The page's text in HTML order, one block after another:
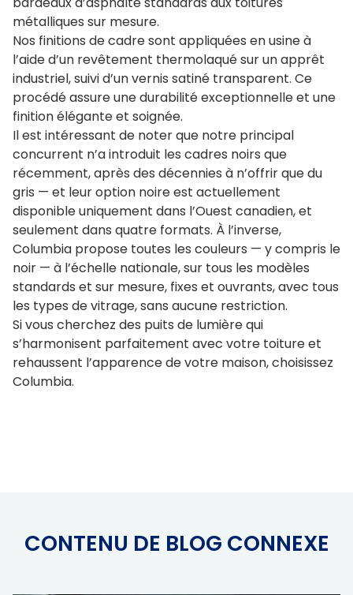
métalliques sur mesure.
Nos finitions de cadre sont appliquées en usine à
l’aide d’un revêtement thermolaqué sur un apprêt
industriel, suivi d’un vernis satiné transparent. Ce
procédé assure une durabilité exceptionnelle et une
finition élégante et soignée.
Il est intéressant de noter que notre principal
concurrent n’a introduit les cadres noirs que
récemment, après des décennies à n’offrir que du
gris — et leur option noire est actuellement
disponible uniquement dans l’Ouest canadien, et
seulement dans quatre formats. À l’inverse,
Columbia propose toutes les couleurs — y compris le
noir — à l’échelle nationale, sur tous les modèles
standards et sur mesure, fixes et ouvrants, avec tous
les types de vitrage, sans aucune restriction.
Si vous cherchez des puits de lumière qui
s’harmonisent parfaitement avec votre toiture et
rehaussent l’apparence de votre maison, choisissez
Columbia.
CONTENU DE BLOG CONNEXE